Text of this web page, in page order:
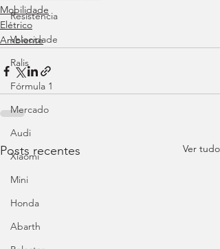
Resistência
Velocidade
Ralis
Fórmula 1
Mercado
Audi
Xiaomi
Mini
Honda
Abarth
Mobilidade
Elétrico
Ambiente
Posts recentes Ver tudo